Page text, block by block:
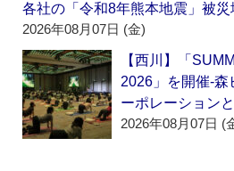
各社の「令和8年熊本地震」被災
2026年08月07日 (金)
【西川】「
2026」を開催‐
ーポレーション
2026年08月07日 (